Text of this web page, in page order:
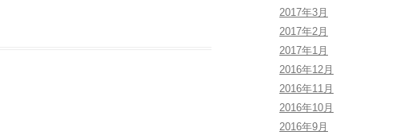
2017年3月
2017年2月
2017年1月
2016年12月
2016年11月
2016年10月
2016年9月